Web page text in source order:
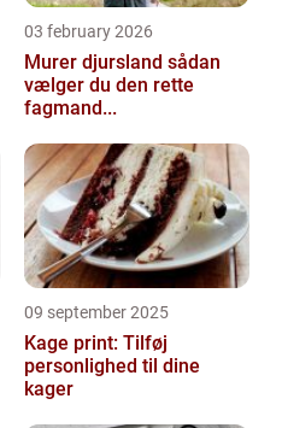
03 february 2026
Murer djursland sådan
vælger du den rette
fagmand...
09 september 2025
Kage print: Tilføj
personlighed til dine
kager